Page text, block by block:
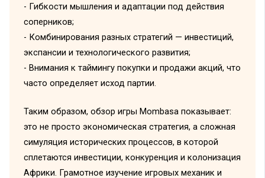
- Гибкости мышления и адаптации под действия
соперников;
- Комбинирования разных стратегий — инвестиций,
экспансии и технологического развития;
- Внимания к таймингу покупки и продажи акций, что
часто определяет исход партии.
Таким образом, обзор игры Mombasa показывает:
это не просто экономическая стратегия, а сложная
симуляция исторических процессов, в которой
сплетаются инвестиции, конкуренция и колонизация
Африки. Грамотное изучение игровых механик и